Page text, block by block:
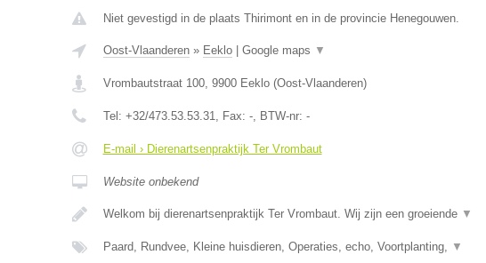
Niet gevestigd in de plaats Thirimont en in de provincie Henegouwen.
Oost-Vlaanderen» Eeklo| Google maps ▼
Vrombautstraat 100, 9900 Eeklo(Oost-Vlaanderen)
Tel: +32/473.53.53.31, Fax: -, BTW-nr: -
E-mail › Dierenartsenpraktijk Ter Vrombaut
Website onbekend
Welkom bij dierenartsenpraktijk Ter Vrombaut. Wij zijn een groeiende ▼
Paard, Rundvee, Kleine huisdieren, Operaties, echo, Voortplanting, ▼